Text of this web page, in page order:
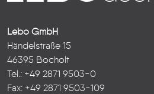
Lebo GmbH
Händelstraße 15
46395 Bocholt
Tel.: +49 2871 9503-0
Fax: +49 2871 9503-109